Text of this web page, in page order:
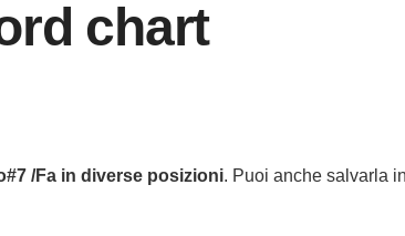
chart
/Fa in diverse posizioni. Puoi anche salvarla